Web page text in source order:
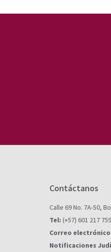
Contáctanos
Calle 69 No. 7A-50,
Tel: (+57) 601 217
Correo
Notificaciones